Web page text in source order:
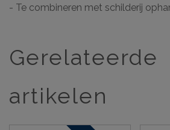
- Te combineren met schilderij
Gerelateerde
artikelen